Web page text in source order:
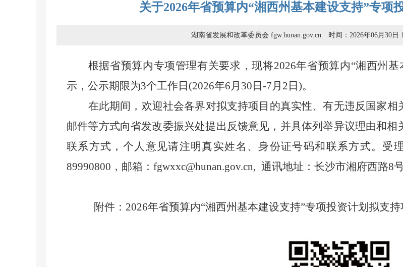
关于2026年省预算内“湘西州基本建设支持”专项
湖南省发展和改革委员会 fgw.hunan.gov.cn 时间：2026年06月30日
根据省预算内专项管理有关要求，现将2026年省预算内“湘西州基
示 ， 公示期限为3个工作日(2026年6月 30日 -7月2 日)。
在此期间，欢迎社会各界对拟支持项目的真实性、有无违反国家
邮件等方式向省发改委振兴处提出反馈意见，并具体列举异议理由和
联系方式，个人意见请注明真实姓名、身份证号码和联系方式。受
89990800 ， 邮箱： fgwxxc@hunan.gov.cn, 通讯地址：长沙市湘府西路8
附件：2026年省预算内“湘西州基本建设支持”专项投资计划拟支持